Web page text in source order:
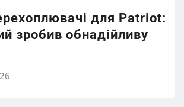
для Patriot:
зробив обнадійливу